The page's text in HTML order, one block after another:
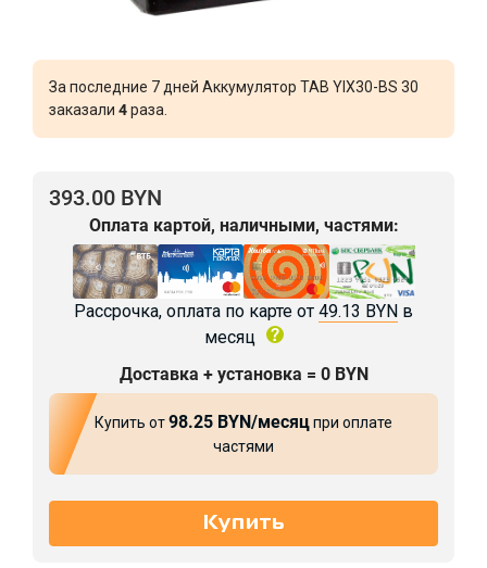
За последние 7 дней Аккумулятор TAB YIX30-BS 30
заказали 4раза.
393.00 BYN
Оплата картой, наличными, частями:
Рассрочка, оплата по карте от 49.13 BYN в
месяц
Доставка + установка = 0 BYN
Купить от98.25 BYN/месяцпри оплате
частями